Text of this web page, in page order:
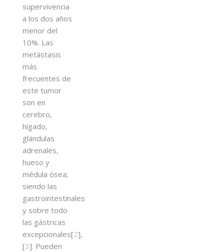
supervivencia
a los dos años
menor del
10%. Las
metástasis
más
frecuentes de
este tumor
son en
cerebro,
hígado,
glándulas
adrenales,
hueso y
médula ósea;
siendo las
gastrointestinales
y sobre todo
las gástricas
excepcionales[2],
[3]. Pueden